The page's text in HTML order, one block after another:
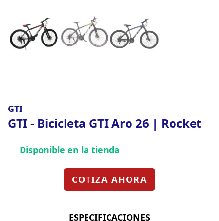
GTI
GTI - Bicicleta GTI Aro 26 | Rocket
Disponible en la tienda
COTIZA AHORA
ESPECIFICACIONES